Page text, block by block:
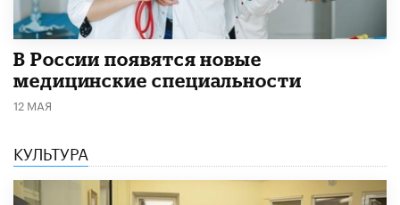
В России появятся новые
медицинские специальности
12 МАЯ
КУЛЬТУРА